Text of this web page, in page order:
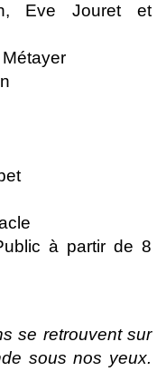
Eve Jouret et
à partir de 8
se retrouvent sur
sous nos yeux.